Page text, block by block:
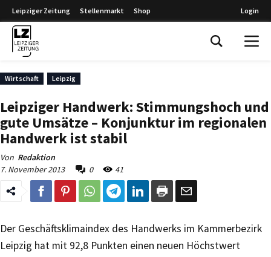
Leipziger Zeitung Stellenmarkt Shop Login
Wirtschaft Leipzig
Leipziger Handwerk: Stimmungshoch und
gute Umsätze – Konjunktur im regionalen
Handwerk ist stabil
Von Redaktion
7. November 2013
0 41
Der Geschäftsklimaindex des Handwerks im Kammerbezirk
Leipzig hat mit 92,8 Punkten einen neuen Höchstwert